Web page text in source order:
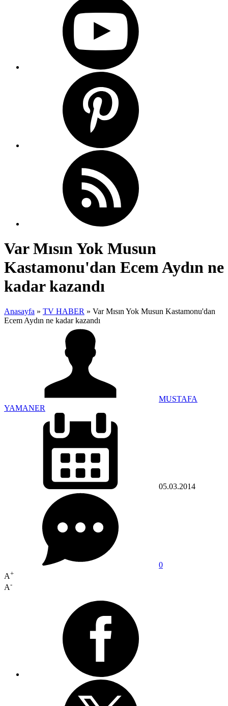
Var Mısın Yok Musun
Kastamonu'dan Ecem Aydın ne
kadar kazandı
Anasayfa » TV HABER » Var Mısın Yok Musun Kastamonu'dan
Ecem Aydın ne kadar kazandı
MUSTAFA
YAMANER
05.03.2014
0
A+
A-